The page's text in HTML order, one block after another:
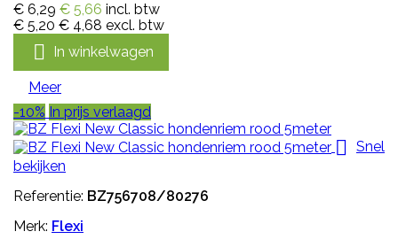
€ 6,29 € 5,66 incl. btw
€ 5,20 € 4,68 excl. btw
 In winkelwagen
Meer
-10% In prijs verlaagd

Snel
bekijken
Referentie: BZ756708/80276
Merk: Flexi